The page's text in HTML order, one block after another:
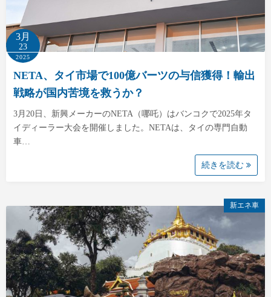
3月
23
2025
NETA、タイ市場で100億バーツの与信獲得！輸出
戦略が国内苦境を救うか？
3月20日、新興メーカーのNETA（哪吒）はバンコクで2025年タ
イディーラー大会を開催しました。NETAは、タイの専門自動
車…
続きを読む
新エネ車